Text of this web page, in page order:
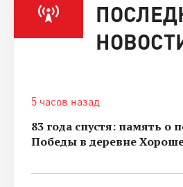
5 часов назад
83 года спустя: память о
Победы в деревне